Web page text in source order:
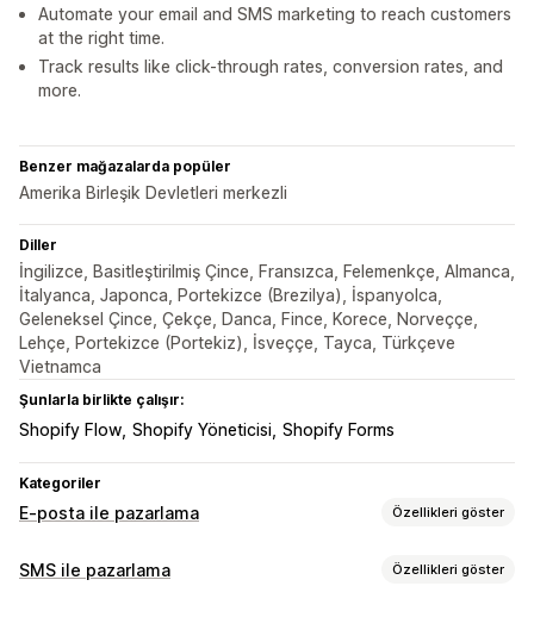
Automate your email and SMS marketing to reach customers
at the right time.
Track results like click-through rates, conversion rates, and
more.
Benzer mağazalarda popüler
Amerika Birleşik Devletleri merkezli
Diller
İngilizce, Basitleştirilmiş Çince, Fransızca, Felemenkçe, Almanca,
İtalyanca, Japonca, Portekizce (Brezilya), İspanyolca,
Geleneksel Çince, Çekçe, Danca, Fince, Korece, Norveççe,
Lehçe, Portekizce (Portekiz), İsveççe, Tayca, Türkçeve
Vietnamca
Şunlarla birlikte çalışır:
Shopify Flow Shopify Yöneticisi Shopify Forms
Kategoriler
E-posta ile pazarlama Özellikleri göster
Kampanya türleri
SMS ile pazarlama Özellikleri göster